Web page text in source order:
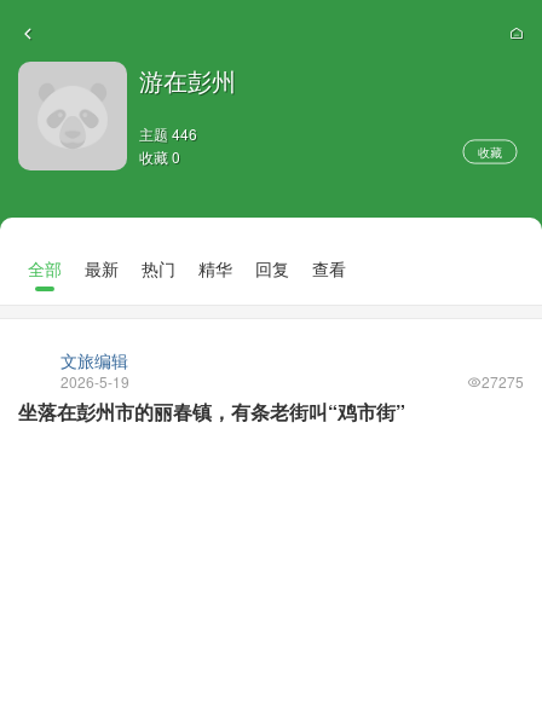
游在彭州
主题 446
收藏 0
收藏
全部 最新 热门 精华 回复 查看
文旅编辑
2026-5-19 27275
坐落在彭州市的丽春镇，有条老街叫“鸡市街”